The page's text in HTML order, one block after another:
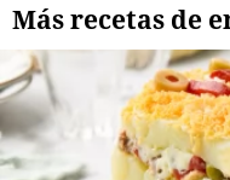
Más recetas de